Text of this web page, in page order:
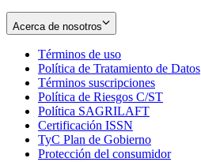
Acerca de nosotros
Términos de uso
in
new
window
Política de Tratamiento de Datos
Términos suscripciones
in
Política de Riesgos C/ST
Política SAGRILAFT
new
window
Certificación ISSN
in
new
TyC Plan de Gobierno
in
Protección del consumidorOpens